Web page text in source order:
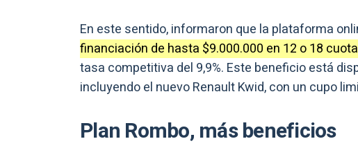
En este sentido, informaron que la plataforma
financiación de hasta $9.000.000 en 12 o 18
tasa competitiva del 9,9%. Este beneficio está
incluyendo el nuevo Renault Kwid, con un cupo
Plan Rombo, más beneficios